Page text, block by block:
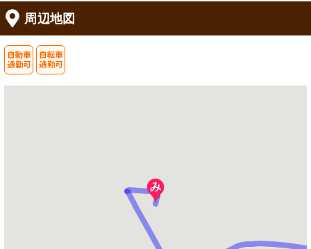
周辺地図